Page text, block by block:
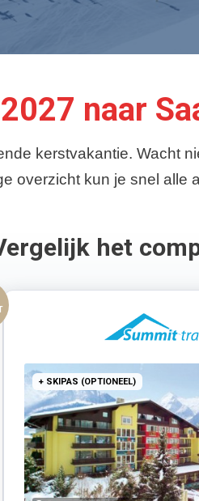
naar
kerstvakantie. Wacht
overzicht kun je snel
het
+ SKIPAS (OPTIONEEL)